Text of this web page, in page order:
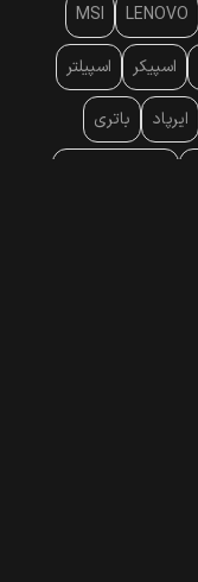
LENOVO
MSI
اسپیکر اسپیلتر
ایرپاد باتری